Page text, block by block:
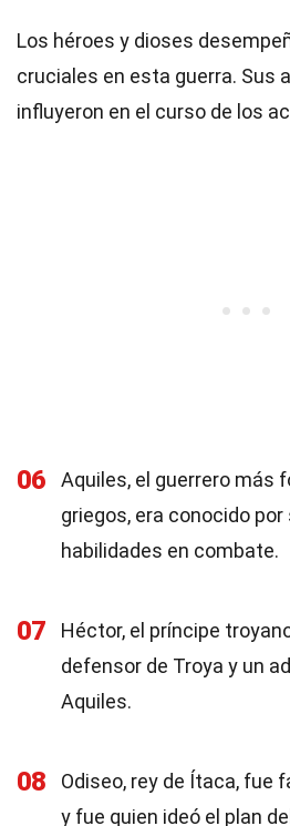
Los héroes y dioses
cruciales en esta guerra. Sus
influyeron en el curso de los
06
Aquiles, el guerrero más
griegos, era conocido por
habilidades en combate.
07
Héctor, el príncipe
defensor de Troya y un
Aquiles.
08
Odiseo, rey de Ítaca, fue
y fue quien ideó el plan